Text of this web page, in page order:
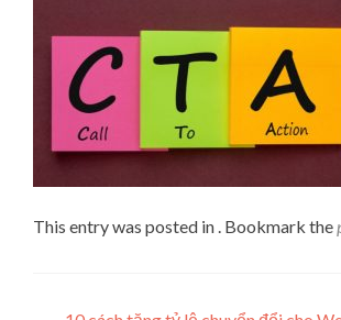
This entry was posted in . Bookmark the